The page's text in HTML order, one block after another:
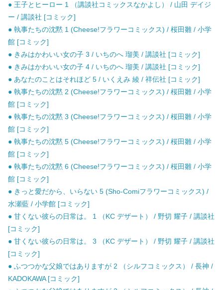
● 王子とヒーロー 1 （講談社コミックスなかよし） / 山田 デイジ
ー / 講談社 [コミック]
● 執事たちの沈黙 1 (Cheese!フラワーコミックス) / 桜田雛 / 小学
館 [コミック]
● きみはかわいい女の子 3 / いちのへ 瑠美 / 講談社 [コミック]
● きみはかわいい女の子 4 / いちのへ 瑠美 / 講談社 [コミック]
● あなたのことはそれほど 5 / いくえみ 綾 / 祥伝社 [コミック]
● 執事たちの沈黙 2 (Cheese!フラワーコミックス) / 桜田雛 / 小学
館 [コミック]
● 執事たちの沈黙 3 (Cheese!フラワーコミックス) / 桜田雛 / 小学
館 [コミック]
● 執事たちの沈黙 5 (Cheese!フラワーコミックス) / 桜田雛 / 小学
館 [コミック]
● 執事たちの沈黙 6 (Cheese!フラワーコミックス) / 桜田雛 / 小学
館 [コミック]
● きっと愛だから、いらない 5 (Sho-Comiフラワーコミックス) /
水瀬藍 / 小学館 [コミック]
● 甘くない彼らの日常は。 1 （KC デザート） / 野切 耀子 / 講談社
[コミック]
● 甘くない彼らの日常は。 3 （KC デザート） / 野切 耀子 / 講談社
[コミック]
● ふつつかな父娘ではありますが 2 （シルフコミックス） / 長神 /
KADOKAWA [コミック]